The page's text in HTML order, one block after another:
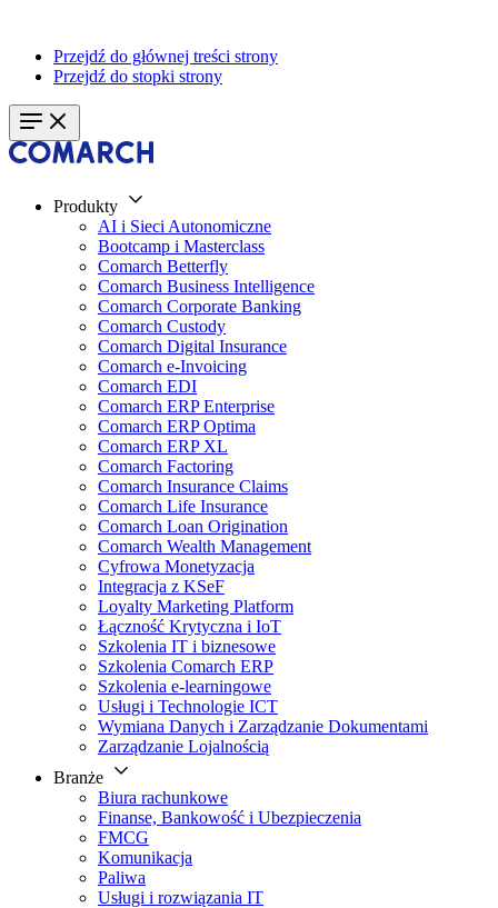
Przejdź do głównej treści strony
Przejdź do stopki strony
Produkty
AI i Sieci Autonomiczne
Bootcamp i Masterclass
Comarch Betterfly
Comarch Business Intelligence
Comarch Corporate Banking
Comarch Custody
Comarch Digital Insurance
Comarch e-Invoicing
Comarch EDI
Comarch ERP Enterprise
Comarch ERP Optima
Comarch ERP XL
Comarch Factoring
Comarch Insurance Claims
Comarch Life Insurance
Comarch Loan Origination
Comarch Wealth Management
Cyfrowa Monetyzacja
Integracja z KSeF
Loyalty Marketing Platform
Łączność Krytyczna i IoT
Szkolenia IT i biznesowe
Szkolenia Comarch ERP
Szkolenia e-learningowe
Usługi i Technologie ICT
Wymiana Danych i Zarządzanie Dokumentami
Zarządzanie Lojalnością
Branże
Biura rachunkowe
Finanse, Bankowość i Ubezpieczenia
FMCG
Komunikacja
Paliwa
Usługi i rozwiązania IT